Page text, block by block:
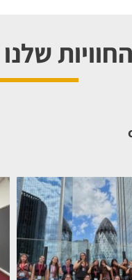
אחרי שבועיים